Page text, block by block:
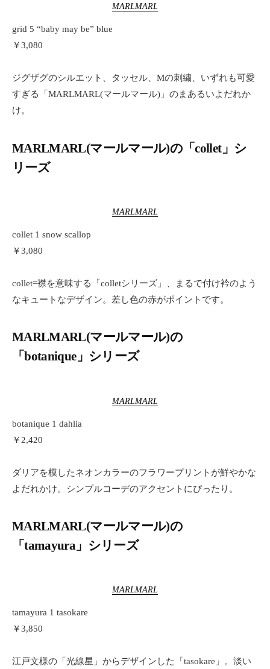
MARLMARL
grid 5 “baby may be” blue
￥3,080
ジグザグのシルエット、タッセル、Mの刺繍、いずれも可愛
すぎる「MARLMARL(マールマール)」のまあるいよだれか
け。
MARLMARL(マールマール)の「collet」シ
リーズ
MARLMARL
collet 1 snow scallop
￥3,080
collet=襟を意味する「colletシリーズ」、まるで付け衿のよう
なキュートなデザイン。差し色の赤がポイントです。
MARLMARL(マールマール)の
「botanique」シリーズ
MARLMARL
botanique 1 dahlia
￥2,420
ダリアを模したネオンカラーのフラワープリントが鮮やかな
よだれかけ。シンプルコーデのアクセントにぴったり。
MARLMARL(マールマール)の
「tamayura」シリーズ
MARLMARL
tamayura 1 tasokare
￥3,850
江戸文様の「光線星」からデザインした「tasokare」。淡い